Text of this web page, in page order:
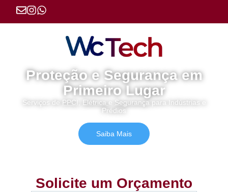
Proteção e Segurança em
Primeiro Lugar
Serviços de PPCI Elétrica e Segurança para Indústrias e
Prédios
Saiba Mais
Solicite um Orçamento